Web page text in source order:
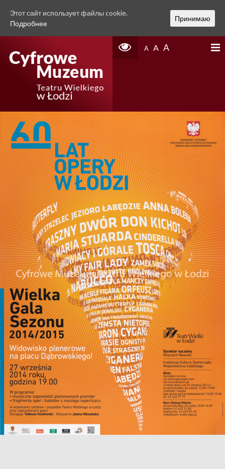
A A A
Этот сайт использует файлы cookie.
Подробнее
Принимаю